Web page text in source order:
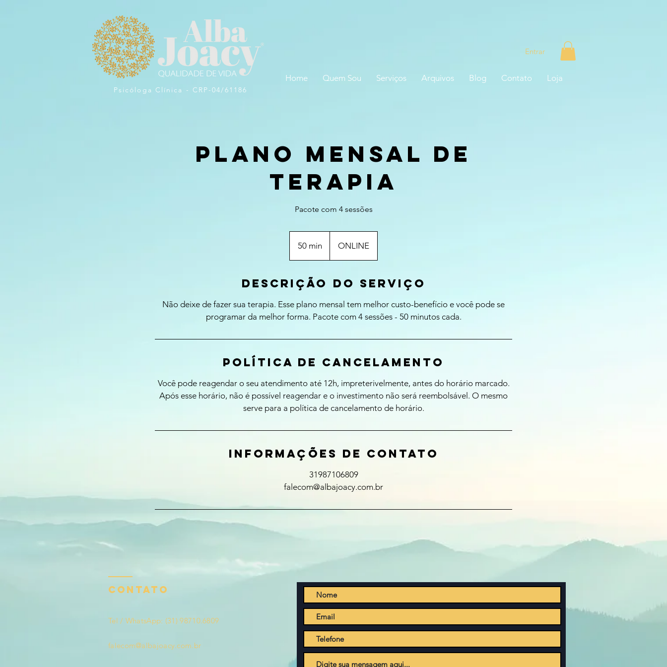
Home Quem Sou Serviços Arquivos Blog Contato Loja
Psicóloga Clínica - CRP-04/61186
Entrar
Plano Mensal de
Terapia
Pacote com 4 sessões
50 min
0
i
ONLINE
Descrição do serviço
Não deixe de fazer sua terapia. Esse plano mensal tem melhor custo-benefício e você pode se
programar da melhor forma. Pacote com 4 sessões - 50 minutos cada.
Política de Cancelamento
Você pode reagendar o seu atendimento até 12h, impreterivelmente, antes do horário marcado.
Após esse horário, não é possível reagendar e o investimento não será reembolsável. O mesmo
serve para a política de cancelamento de horário.
Informações de contato
31987106809
falecom@albajoacy.com.br
CONTATO
Tel / WhatsApp: (31) 98710.6809
falecom@albajoacy.com.br